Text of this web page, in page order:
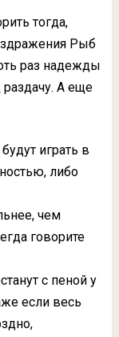
тогда,
Рыб
раз надежды
раздачу. А еще
играть в
либо
чем
говорите
с пеной у
если весь